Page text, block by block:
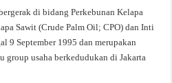
di bidang Perkebunan Kelapa
Sawit (Crude Palm Oil; CPO) dan Inti
9 September 1995 dan merupakan
group usaha berkedudukan di Jakarta